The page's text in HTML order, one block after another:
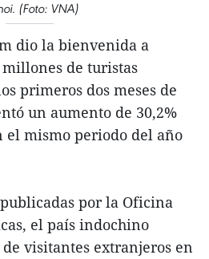
(Foto: VNA)
dio la bienvenida a
de turistas
primeros dos meses de
un aumento de 30,2%
el mismo periodo del año
por la Oficina
el país indochino
visitantes extranjeros en